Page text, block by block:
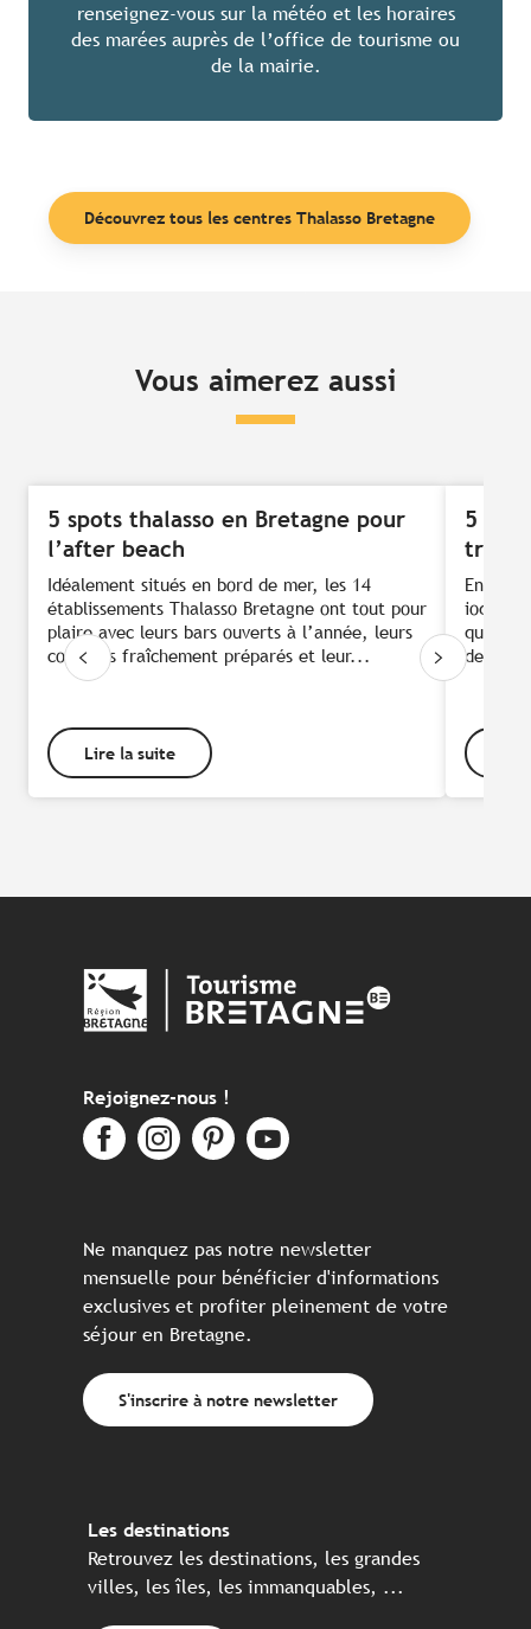
renseignez-vous sur la météo et les horaires
des marées auprès de l’office de tourisme ou
de la mairie.
Découvrez tous les centres Thalasso Bretagne
Vous aimerez aussi
5 spots thalasso en Bretagne pour
l’after beach
Idéalement situés en bord de mer, les 14
établissements Thalasso Bretagne ont tout pour
plaire avec leurs bars ouverts à l’année, leurs
cocktails fraîchement préparés et leur...
Lire la suite
5
très
Envie
iodée
que
Rejoignez-nous !
Ne manquez pas notre newsletter
mensuelle pour bénéficier d'informations
exclusives et profiter pleinement de votre
séjour en Bretagne.
S'inscrire à notre newsletter
Les destinations
Retrouvez les destinations, les grandes
villes, les îles, les immanquables, ...